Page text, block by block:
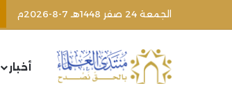
الجمعة 24 صفر 1448هـ 7-8-2026م
أخبار